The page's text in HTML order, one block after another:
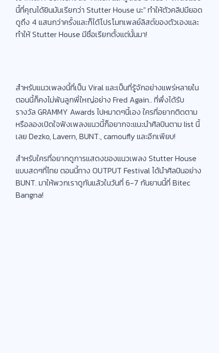
นี้ที่คุณได้ยินมันเรียกว่า Stutter House นะ" ทำให้ตัวคลิปมียอด
ดูถึง 4 แสนกว่าครั้งและก็ได้โปรโมทเพลย์ลิสต์ของตัวเองและ
ทำให้ Stutter House มีชื่อเรียกตั้งแต่นั้นมา!
สำหรับแนวเพลงนี้ที่เป็น Viral และเป็นที่รู้จักอย่างแพร่หลายใน
ตอนนี้ก็คงไม่พ้นลูกพี่ใหญ่อย่าง Fred Again.. ที่พึ่งได้รับ
รางวัล GRAMMY Awards ไปหมาดๆนี้เอง ใครที่อยากติดตาม
หรือลองเปิดใจฟังเพลงแนวนี้ก็อยากจะแนะนำศิลปินตาม list นี้
เลย Dezko, Lavern, BUNT., camoufly และอีกเพียบ!
สำหรับใครที่อยากดูการแสดงของแนวเพลง Stutter House
แบบสดๆที่ไทย ตอนนี้ทาง OUTPUT Festival ได้นำศิลปินอย่าง
BUNT. มาให้พวกเราดูกันแล้วในวันที่ 6-7 กันยานนี้ที่ Bitec
Bangna!